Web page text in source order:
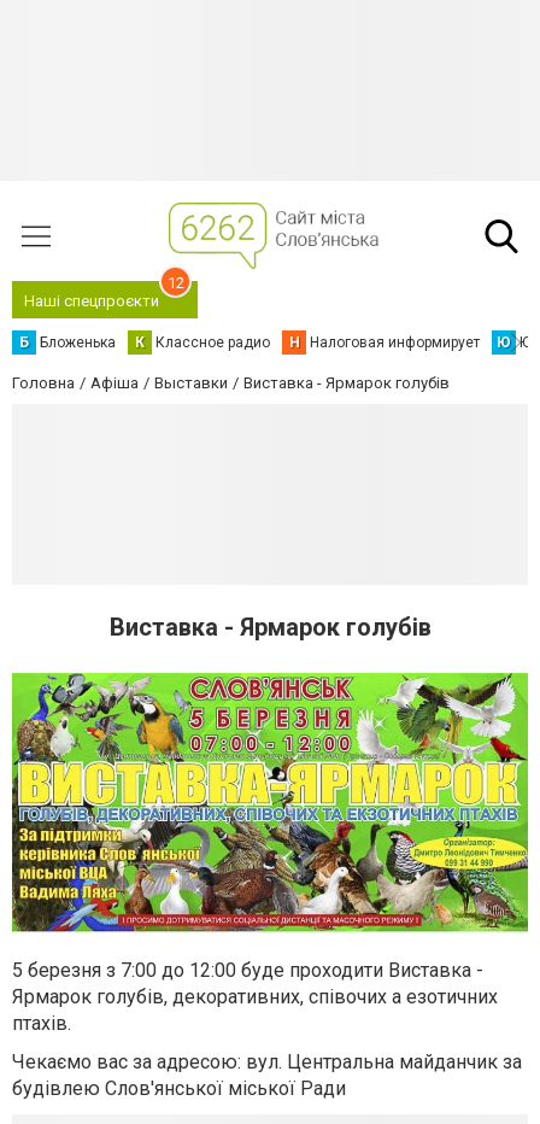
Наші спецпроєкти
12
Б Бложенька К Классное радио Н Налоговая информирует Ю
Головна Афіша Выставки Виставка - Ярмарок голубів
Виставка - Ярмарок голубів
5 березня з 7:00 до 12:00 буде проходити Виставка -
Ярмарок голубів, декоративних, співочих а езотичних
птахів.
Чекаємо вас за адресою: вул. Центральна майданчик за
будівлею Слов'янської міської Ради